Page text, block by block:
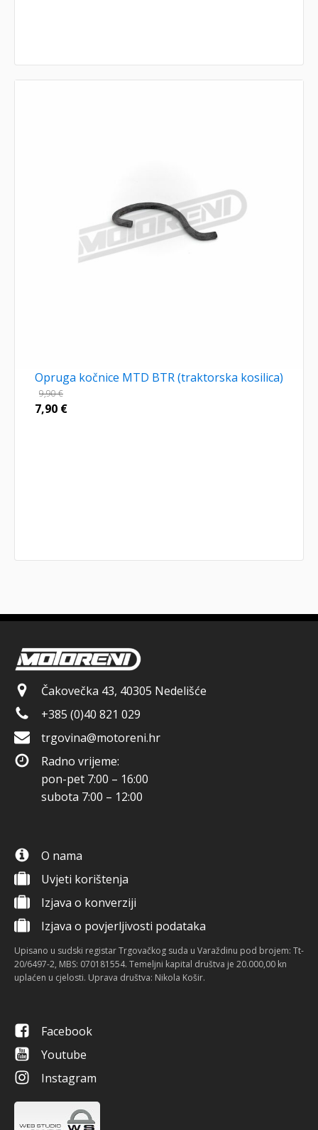
Opruga kočnice MTD BTR (traktorska kosilica)
9,90€
7,90 €
Čakovečka 43, 40305 Nedelišće
+385 (0)40 821 029
trgovina@motoreni.hr
Radno vrijeme:
pon-pet 7:00 – 16:00
subota 7:00 – 12:00
O nama
Uvjeti korištenja
Izjava o konverziji
Izjava o povjerljivosti podataka
Upisano u sudski registar Trgovačkog suda u Varaždinu pod brojem: Tt-
20/6497-2, MBS: 070181554. Temeljni kapital društva je 20.000,00 kn
uplaćen u cjelosti. Uprava društva: Nikola Košir.
Facebook
Youtube
Instagram